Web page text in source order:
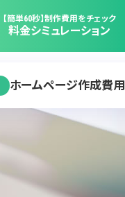
【簡単60秒】制作費用をチェック
料金シミュレーション
ホームページ作成費用